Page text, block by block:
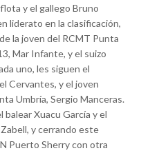
y el gallego Bruno
liderato en la clasificación,
la joven del RCMT Punta
Mar Infante, y el suizo
uno, les siguen el
Cervantes, y el joven
Umbría, Sergio Manceras.
Xuacu García y el
y cerrando este
Puerto Sherry con otra